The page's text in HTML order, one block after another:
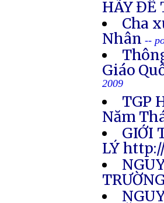
HÃY ĐỂ
Cha
Nhân --
Giáo
2009
TGP
Năm
GIỚI
LÝ